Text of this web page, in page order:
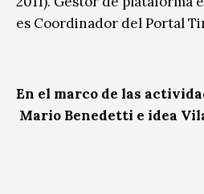
es Coordinador del Portal
En el marco de las
Mario Benedetti e idea